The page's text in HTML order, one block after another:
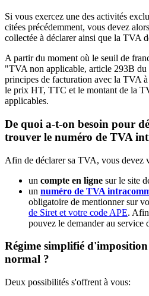
Si vous exercez une des activités
citées précédemment, vous devez
collectée à déclarer ainsi que la TVA
A partir du moment où le seuil de
"TVA non applicable, article 293B du
principes de facturation avec la TVA
le prix HT, TTC et le montant de la
applicables.
De quoi a-t-on besoin pour
trouver le numéro de TVA
Afin de déclarer sa TVA, vous devez
un compte en ligne sur le site
un numéro de TVA
obligatoire de mentionner sur
de Siret et votre code APE.
pouvez le demander au service
Régime simplifié
normal ?
Deux possibilités s'offrent à vous: